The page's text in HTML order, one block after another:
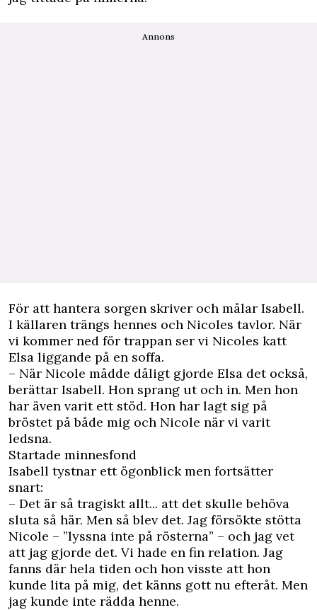
Annons
För att hantera sorgen skriver och målar Isabell.
I källaren trängs hennes och Nicoles tavlor. När
vi kommer ned för trappan ser vi Nicoles katt
Elsa liggande på en soffa.
– När Nicole mådde dåligt gjorde Elsa det också,
berättar Isabell. Hon sprang ut och in. Men hon
har även varit ett stöd. Hon har lagt sig på
bröstet på både mig och Nicole när vi varit
ledsna.
Startade minnesfond
Isabell tystnar ett ögonblick men fortsätter
snart:
– Det är så tragiskt allt... att det skulle behöva
sluta så här. Men så blev det. Jag försökte stötta
Nicole – ”lyssna inte på rösterna” – och jag vet
att jag gjorde det. Vi hade en fin relation. Jag
fanns där hela tiden och hon visste att hon
kunde lita på mig, det känns gott nu efteråt. Men
jag kunde inte rädda henne.